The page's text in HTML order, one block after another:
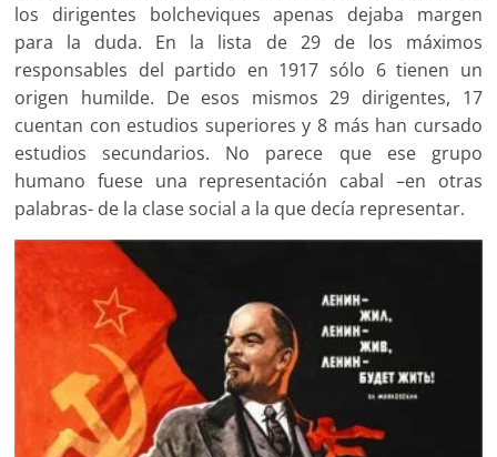
los dirigentes bolcheviques apenas dejaba margen
para la duda. En la lista de 29 de los máximos
responsables del partido en 1917 sólo 6 tienen un
origen humilde. De esos mismos 29 dirigentes, 17
cuentan con estudios superiores y 8 más han cursado
estudios secundarios. No parece que ese grupo
humano fuese una representación cabal –en otras
palabras- de la clase social a la que decía representar.